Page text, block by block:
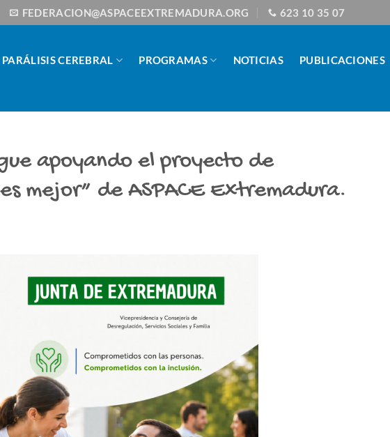
FEDERACION@ASPACEEXTREMADURA.ORG 623 10 35 07
PARÁLISIS CEREBRAL PROGRAMAS NOTICIAS PUBLICACIONES
apoyando el proyecto de
mejor” de ASPACE Extremadura.